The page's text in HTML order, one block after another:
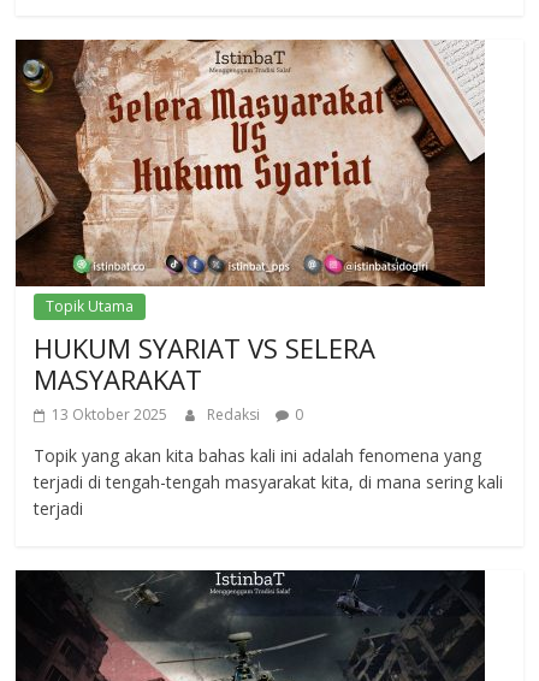
Topik Utama
HUKUM SYARIAT VS SELERA
MASYARAKAT
13 Oktober 2025 Redaksi 0
Topik yang akan kita bahas kali ini adalah fenomena yang
terjadi di tengah-tengah masyarakat kita, di mana sering kali
terjadi